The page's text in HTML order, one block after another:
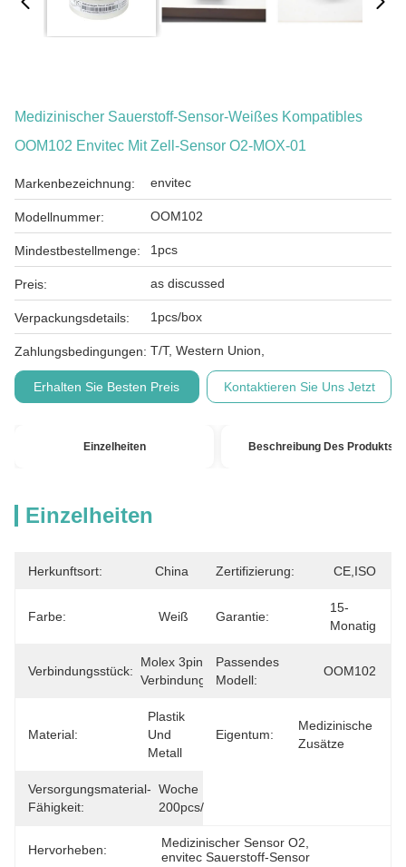
Medizinischer Sauerstoff-Sensor-Weißes Kompatibles
OOM102 Envitec Mit Zell-Sensor O2-MOX-01
Markenbezeichnung: envitec
Modellnummer: OOM102
Mindestbestellmenge: 1pcs
Preis: as discussed
Verpackungsdetails: 1pcs/box
Zahlungsbedingungen: T/T, Western Union,
Erhalten Sie Besten Preis Kontaktieren Sie Uns Jetzt
Einzelheiten Beschreibung Des Produkts
Einzelheiten
Herkunftsort: China Zertifizierung: CE,ISO
Farbe: Weiß Garantie:
15-
Monatig
Verbindungsstück:
Molex 3pin
Verbindungsstück
Passendes
Modell:
OOM102
Material:
Plastik
Und
Metall
Eigentum:
Medizinische
Zusätze
Versorgungsmaterial-
Fähigkeit:
Woche
200pcs/
Hervorheben: Medizinischer Sensor O2
envitec Sauerstoff-Sensor